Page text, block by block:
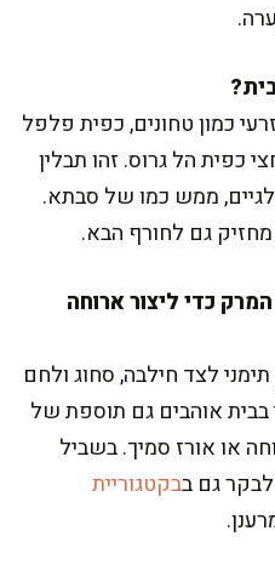
כף זרעי כמון טחונים, כפית פלפל
כפית הל גרוס. זהו תבלין
ממש כמו של סבתא.
גם לחורף הבא.
כדי ליצור ארוחה
לצד חילבה, סחוג ולחם
בבית אוהבים גם תוספת של
או אורז סמיך. בשביל
גם בבקטגוריית